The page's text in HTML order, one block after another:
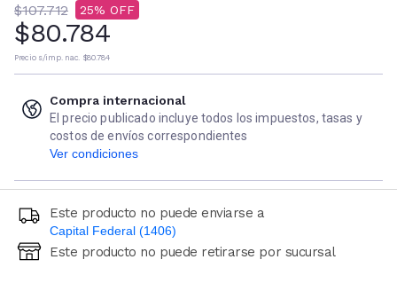
$107.712 25
$80.784
Precio s/imp. nac. $80.784
Compra internacional
El precio publicado incluye todos los impuestos, tasas y
costos de envíos correspondientes
Ver condiciones
Este producto no puede enviarse a
Capital Federal (1406)
Ingresá código postal (sólo números)
Este producto no puede retirarse por sucursal